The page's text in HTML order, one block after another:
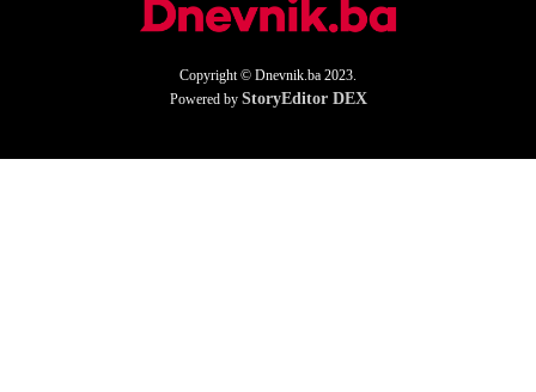
Copyright © Dnevnik.ba 2023.
Powered by StoryEditor DEX